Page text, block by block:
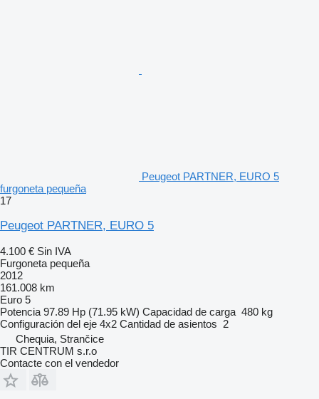
Peugeot PARTNER, EURO 5
furgoneta pequeña
17
Peugeot PARTNER, EURO 5
4.100 € Sin IVA
Furgoneta pequeña
2012
161.008 km
Euro 5
Potencia 97.89 Hp (71.95 kW) Capacidad de carga 480 kg
Configuración del eje 4x2 Cantidad de asientos 2
Chequia, Strančice
TIR CENTRUM s.r.o
Contacte con el vendedor